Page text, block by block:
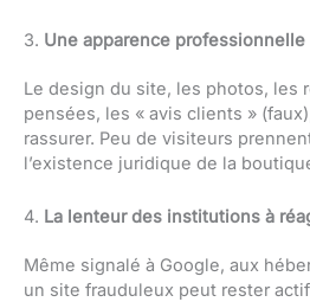
3. Une apparence professionnelle
Le design du site, les photos, les
pensées, les « avis clients »
rassurer. Peu de visiteurs
l’existence juridique de la
4. La lenteur des institutions à
Même signalé à Google, aux
un site frauduleux peut rester